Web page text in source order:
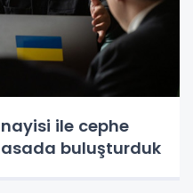
ile cephe
buluşturduk